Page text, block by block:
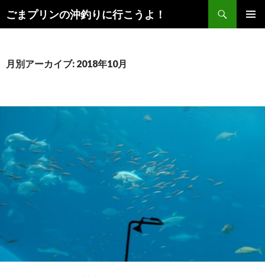
ごまプリンの沖釣りに行こうよ！
索
ン
プ
月別アーカイブ: 2018年10月